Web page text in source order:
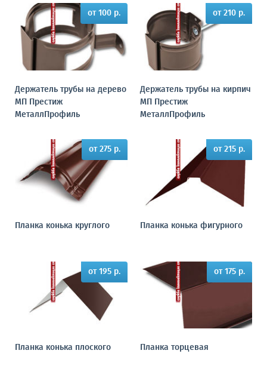
от 100 р.
Держатель трубы на дерево
МП Престиж
МеталлПрофиль
от 210 р.
Держатель трубы на кирпич
МП Престиж
МеталлПрофиль
от 275 р.
Планка конька круглого
от 215 р.
Планка конька фигурного
от 195 р.
Планка конька плоского
от 175 р.
Планка торцевая